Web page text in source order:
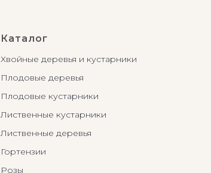
Каталог
Хвойные деревья и кустарники
Плодовые деревья
Плодовые кустарники
Лиственные кустарники
Лиственные деревья
Гортензии
Розы